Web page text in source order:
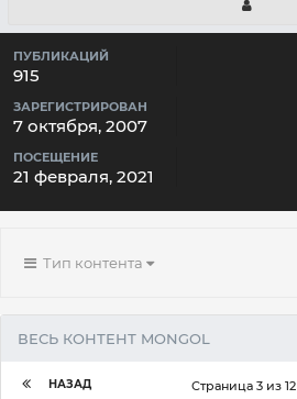
ПУБЛИКАЦИЙ
915
ЗАРЕГИСТРИРОВАН
7 октября, 2007
ПОСЕЩЕНИЕ
21 февраля, 2021
Тип контента
ВЕСЬ КОНТЕНТ MONGOL
НАЗАД Страница 3 из 12